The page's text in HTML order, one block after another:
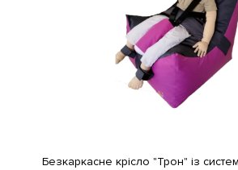
Безкаркасне крісло "Трон" із